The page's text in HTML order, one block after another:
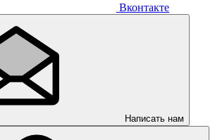
Вконтакте
Написать нам